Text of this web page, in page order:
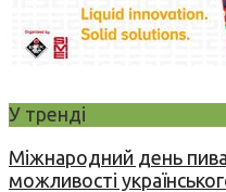
У тренді
Міжнародний день
можливості